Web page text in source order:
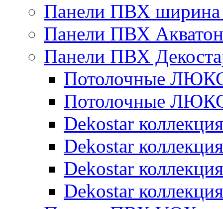
Панели ПВХ ширина
Панели ПВХ Акватон
Панели ПВХ
Потолочные
Потолочные
Dekostar
Dekostar
Dekostar
Dekostar